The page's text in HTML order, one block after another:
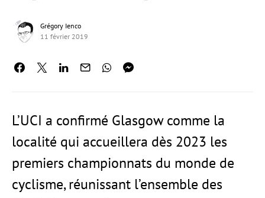
Grégory Ienco
11 février 2019
L’UCI a confirmé Glasgow comme la
localité qui accueillera dès 2023 les
premiers championnats du monde de
cyclisme, réunissant l’ensemble des